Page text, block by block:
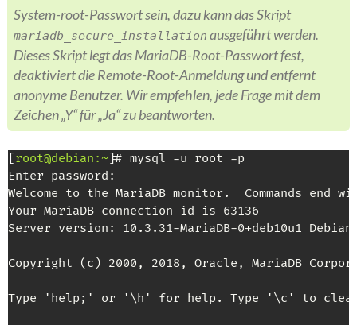
System-root-Passwort sein, dazu kann das Skript
mariadb_secure_installation ausgeführt werden.
Dieses Skript legt das MariaDB-Root-Passwort fest,
deaktiviert die Remote-Root-Anmeldung und entfernt
anonyme Benutzer. Wir empfehlen, jede Frage mit dem
Zeichen „Y“ für „Ja“ zu beantworten.
[root@debian:~]# mysql -u root -p
Enter password:
Welcome to the MariaDB monitor.  Commands end
Your MariaDB connection id is 63136
Server version: 10.3.31-MariaDB-0+deb10u1 Debian
Copyright (c) 2000, 2018, Oracle, MariaDB
Type 'help;' or '\h' for help. Type '\c' to clear